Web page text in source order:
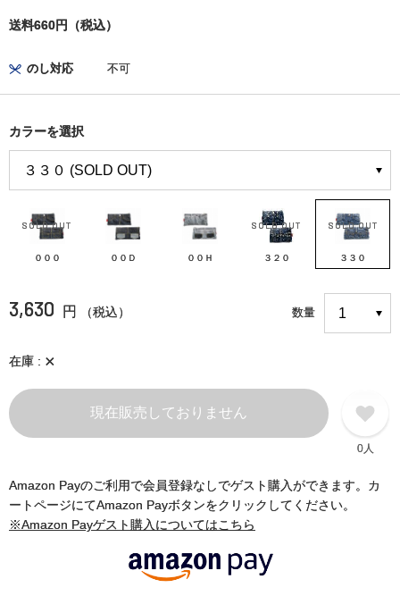
送料660円（税込）
のし対応 不可
カラーを選択
０００ ００Ｄ ００Ｈ ３２０ ３３０
3,630 円 （税込） 数量
在庫 ×
現在販売しておりません
0人
Amazon Payのご利用で会員登録なしでゲスト購入ができます。カ
ートページにてAmazon Payボタンをクリックしてください。
※Amazon Payゲスト購入についてはこちら